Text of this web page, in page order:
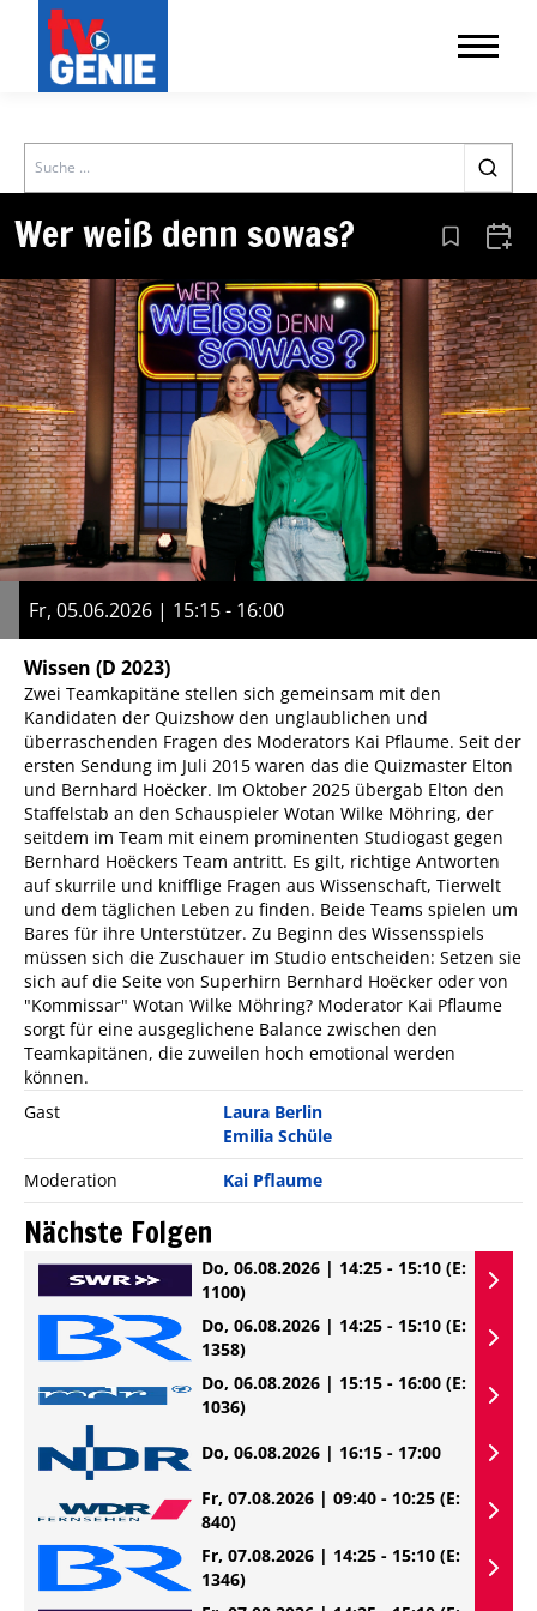
Search
Wer weiß denn sowas? Aus den
Fr, 05.06.2026 | 15:15 - 16:00
Wissen (D 2023)
Zwei Teamkapitäne stellen sich gemeinsam mit den
Kandidaten der Quizshow den unglaublichen und
überraschenden Fragen des Moderators Kai Pflaume. Seit der
ersten Sendung im Juli 2015 waren das die Quizmaster Elton
und Bernhard Hoëcker. Im Oktober 2025 übergab Elton den
Staffelstab an den Schauspieler Wotan Wilke Möhring, der
seitdem im Team mit einem prominenten Studiogast gegen
Bernhard Hoëckers Team antritt. Es gilt, richtige Antworten
auf skurrile und knifflige Fragen aus Wissenschaft, Tierwelt
und dem täglichen Leben zu finden. Beide Teams spielen um
Bares für ihre Unterstützer. Zu Beginn des Wissensspiels
müssen sich die Zuschauer im Studio entscheiden: Setzen sie
sich auf die Seite von Superhirn Bernhard Hoëcker oder von
"Kommissar" Wotan Wilke Möhring? Moderator Kai Pflaume
sorgt für eine ausgeglichene Balance zwischen den
Teamkapitänen, die zuweilen hoch emotional werden
können.
Gast
Laura Berlin
Emilia Schüle
Moderation
Kai Pflaume
Nächste Folgen
Do, 06.08.2026 | 14:25 - 15:10 (E:
1100)
Do, 06.08.2026 | 14:25 - 15:10 (E:
1358)
Do, 06.08.2026 | 15:15 - 16:00 (E:
1036)
Do, 06.08.2026 | 16:15 - 17:00
Fr, 07.08.2026 | 09:40 - 10:25 (E:
840)
Fr, 07.08.2026 | 14:25 - 15:10 (E:
1346)